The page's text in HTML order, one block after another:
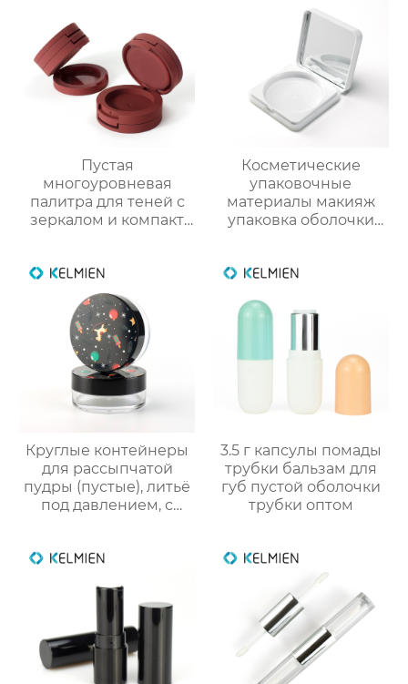
Пустая
многоуровневая
палитра для теней с
зеркалом и компакт
Косметические
упаковочные
материалы макияж
упаковка оболочки
фундамент оболочки
глянцевый УФ
квадратных
пластиковых оболочек
Круглые контейнеры
для рассыпчатой
пудры (пустые), литьё
под давлением, с
новогодним
поставки с завода
3.5 г капсулы помады
трубки бальзам для
губ пустой оболочки
трубки оптом